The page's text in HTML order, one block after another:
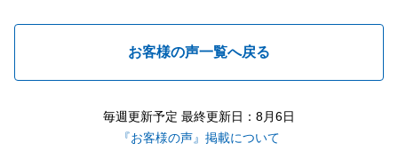
お客様の声一覧へ戻る
毎週更新予定 最終更新日：8月6日
『お客様の声』掲載について